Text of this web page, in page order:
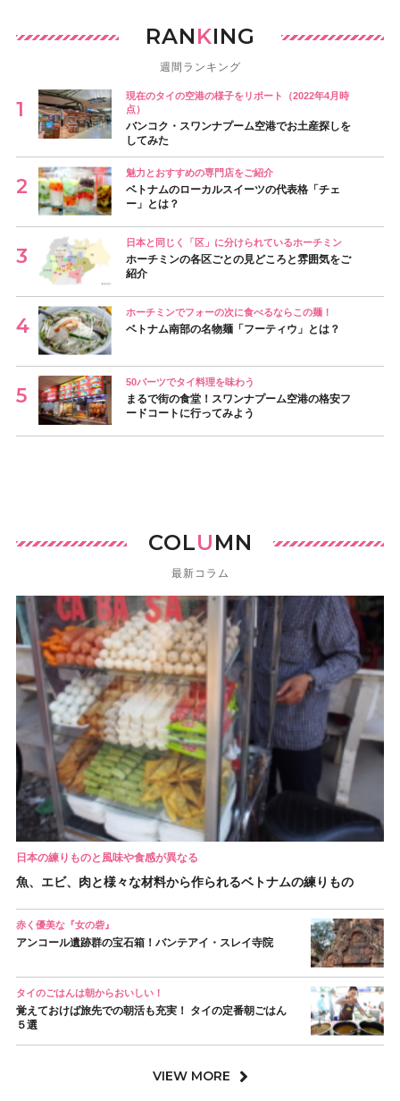
RANKING
週間ランキング
現在のタイの空港の様子をリポート（2022年4月時
点）
バンコク・スワンナプーム空港でお土産探しを
してみた
魅力とおすすめの専門店をご紹介
ベトナムのローカルスイーツの代表格「チェ
ー」とは？
日本と同じく「区」に分けられているホーチミン
ホーチミンの各区ごとの見どころと雰囲気をご
紹介
ホーチミンでフォーの次に食べるならこの麺！
ベトナム南部の名物麺「フーティウ」とは？
50バーツでタイ料理を味わう
まるで街の食堂！スワンナプーム空港の格安フ
ードコートに行ってみよう
COLUMN
最新コラム
日本の練りものと風味や食感が異なる
魚、エビ、肉と様々な材料から作られるベトナムの練りもの
赤く優美な『女の砦』
アンコール遺跡群の宝石箱！バンテアイ・スレイ寺院
タイのごはんは朝からおいしい！
覚えておけば旅先での朝活も充実！ タイの定番朝ごはん
５選
VIEW MORE